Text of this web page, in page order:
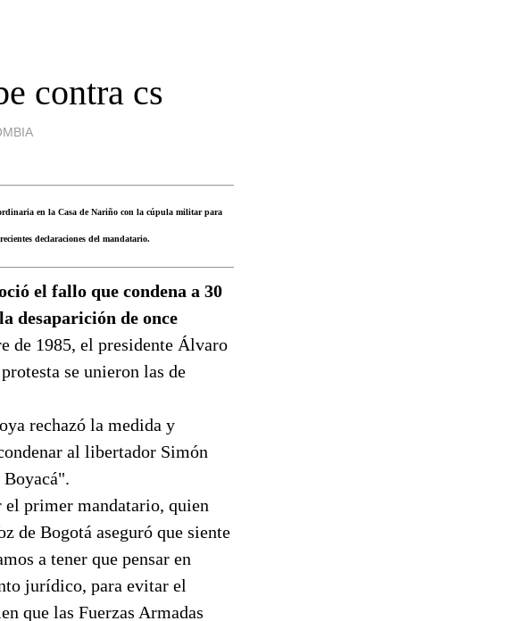
contra cs
en la Casa de Nariño con la cúpula militar para
declaraciones del mandatario.
el fallo que condena a 30
desaparición de once
de 1985, el presidente Álvaro
se unieron las de
rechazó la medida y
al libertador Simón
el primer mandatario, quien
de Bogotá aseguró que siente
a tener que pensar en
jurídico, para evitar el
que las Fuerzas Armadas